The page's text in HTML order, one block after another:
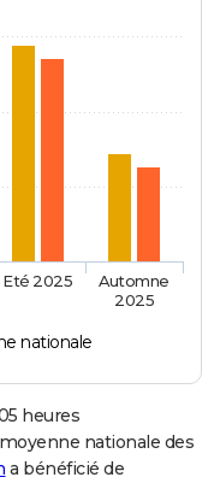
nationale
Eté 2025
Automne
2025
heures
nationale des
a bénéficié de